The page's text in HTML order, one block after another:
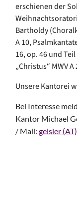
erschienen der
Bartholdy
A 10,
16, op. 46 und
„Christus“ MWV A
Unsere Kantorei
Bei Interesse
Kantor Michael
/ Mail: geisler